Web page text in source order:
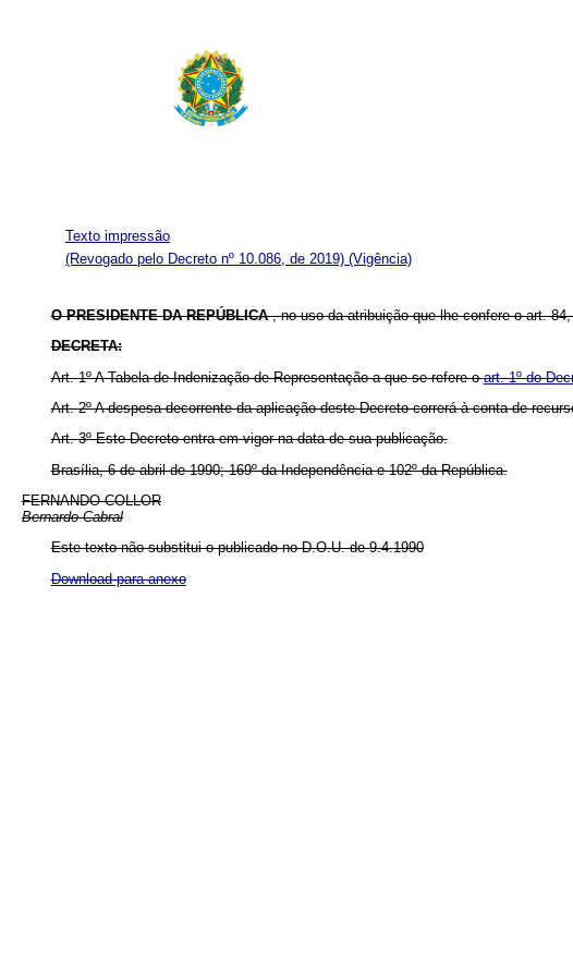
Texto impressão
(Revogado pelo Decreto nº 10.086, de 2019) (Vigência)
O PRESIDENTE DA REPÚBLICA, no uso da atribuição que lhe confere o art.
DECRETA:
Art.1º A Tabela de Indenização de Representação a que se refere oart. 1º do
Art.2º A despesa decorrente da aplicação deste Decreto correrá à conta de
Art.3º Este Decreto entra em vigor na data de sua publicação.
Brasília, 6 de abril de 1990; 169º da Independência e 102º da República.
FERNANDO COLLOR
Bernardo Cabral
Este texto não substitui o publicado no D.O.U. de 9.4.1990
Download para anexo